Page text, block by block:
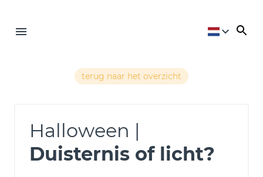
terug naar het overzicht
Halloween |
Duisternis of licht?